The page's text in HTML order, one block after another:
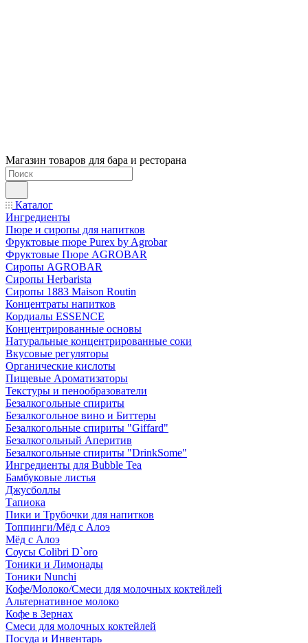
Магазин товаров для бара и ресторана
Каталог
Ингредиенты
Пюре и сиропы для напитков
Фруктовые пюре Purex by Agrobar
Фруктовые Пюре AGROBAR
Сиропы AGROBAR
Сиропы Herbarista
Сиропы 1883 Maison Routin
Концентраты напитков
Кордиалы ESSENCE
Концентрированные основы
Натуральные концентрированные соки
Вкусовые регуляторы
Органические кислоты
Пищевые Ароматизаторы
Текстуры и пенообразователи
Безалкогольные спириты
Безалкогольное вино и Биттеры
Безалкогольные спириты "Giffard"
Безалкогольный Аперитив
Безалкогольные спириты "DrinkSome"
Ингредиенты для Bubble Tea
Бамбуковые листья
Джусболлы
Тапиока
Пики и Трубочки для напитков
Топпинги/Мёд с Алоэ
Мёд с Алоэ
Соусы Colibri D`oro
Тоники и Лимонады
Тоники Nunchi
Кофе/Молоко/Смеси для молочных коктейлей
Альтернативное молоко
Кофе в Зернах
Смеси для молочных коктейлей
Посуда и Инвентарь